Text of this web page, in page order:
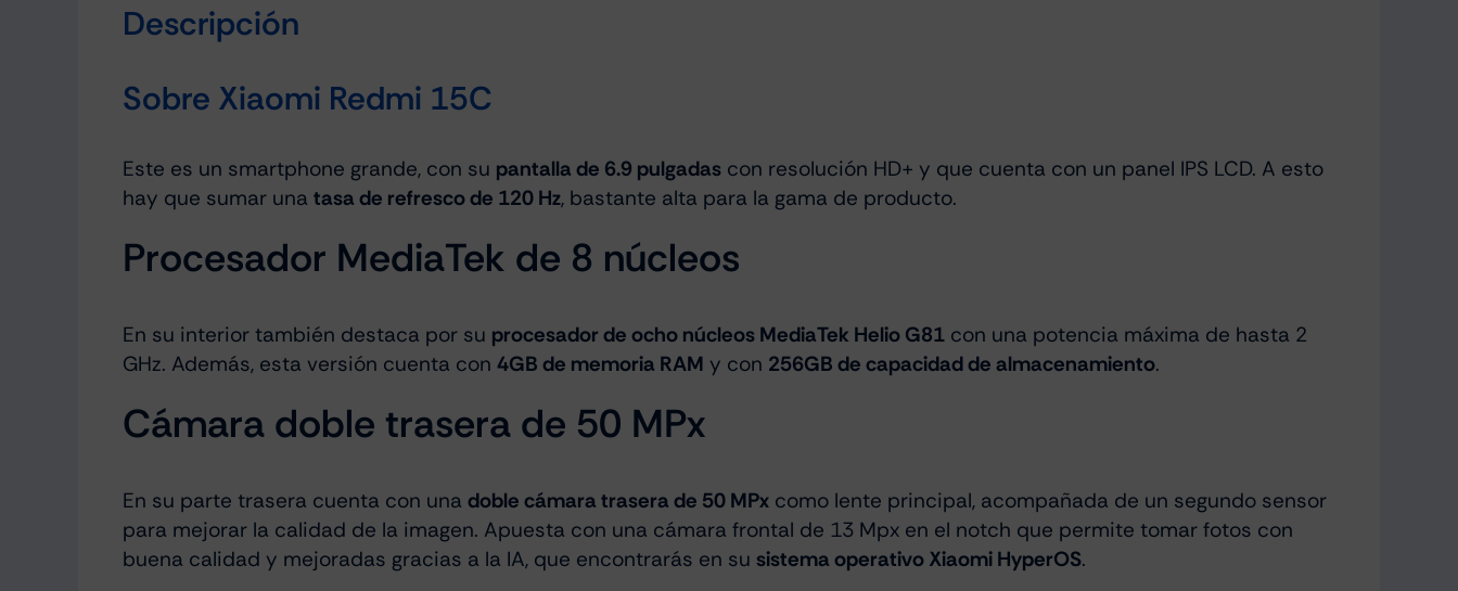
Descripción
Sobre Xiaomi Redmi 15C
Este es un smartphone grande, con su pantalla de 6.9 pulgadascon resolución HD+ y que cuenta con un panel IPS LCD. A esto
hay que sumar una tasa de refresco de 120 Hz, bastante alta para la gama de producto.
Procesador MediaTek de 8 núcleos
En su interior también destaca por su procesador de ocho núcleos MediaTek Helio G81con una potencia máxima de hasta 2
GHz. Además, esta versión cuenta con 4GB de memoria RAM y con 256GB de capacidad de almacenamiento.
Cámara doble trasera de 50 MPx
En su parte trasera cuenta con una doble cámara trasera de 50 MPxcomo lente principal, acompañada de un segundo sensor
para mejorar la calidad de la imagen. Apuesta con una cámara frontal de 13 Mpx en el notch que permite tomar fotos con
buena calidad y mejoradas gracias a la IA, que encontrarás en su sistema operativo Xiaomi HyperOS.